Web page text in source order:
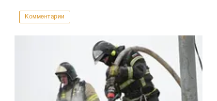
Комментарии